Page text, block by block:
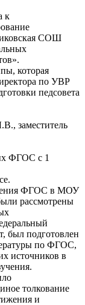
к
СОШ
которая
по УВР
педсовета
заместитель
ФГОС с 1
ФГОС в МОУ
рассмотрены
был подготовлен
по ФГОС,
источников в
толкование
и